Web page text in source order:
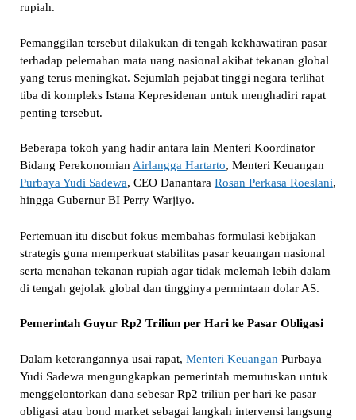
rupiah.
Pemanggilan tersebut dilakukan di tengah kekhawatiran pasar
terhadap pelemahan mata uang nasional akibat tekanan global
yang terus meningkat. Sejumlah pejabat tinggi negara terlihat
tiba di kompleks Istana Kepresidenan untuk menghadiri rapat
penting tersebut.
Beberapa tokoh yang hadir antara lain Menteri Koordinator
Bidang Perekonomian Airlangga Hartarto, Menteri Keuangan
Purbaya Yudi Sadewa, CEO Danantara Rosan Perkasa Roeslani,
hingga Gubernur BI Perry Warjiyo.
Pertemuan itu disebut fokus membahas formulasi kebijakan
strategis guna memperkuat stabilitas pasar keuangan nasional
serta menahan tekanan rupiah agar tidak melemah lebih dalam
di tengah gejolak global dan tingginya permintaan dolar AS.
Pemerintah Guyur Rp2 Triliun per Hari ke Pasar Obligasi
Dalam keterangannya usai rapat, Menteri Keuangan Purbaya
Yudi Sadewa mengungkapkan pemerintah memutuskan untuk
menggelontorkan dana sebesar Rp2 triliun per hari ke pasar
obligasi atau bond market sebagai langkah intervensi langsung